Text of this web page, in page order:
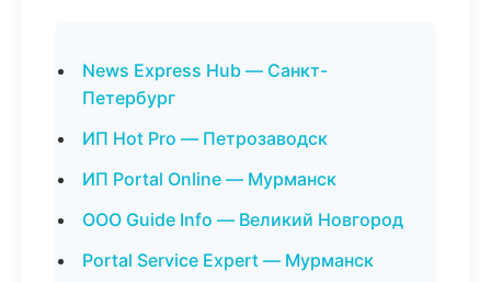
News Express Hub — Санкт-
Петербург
ИП Hot Pro — Петрозаводск
ИП Portal Online — Мурманск
ООО Guide Info — Великий Новгород
Portal Service Expert — Мурманск